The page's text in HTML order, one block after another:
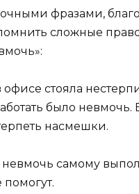
фразами,
сложные
офисе стояла
было невмочь.
насмешки.
невмочь самому
помогут.